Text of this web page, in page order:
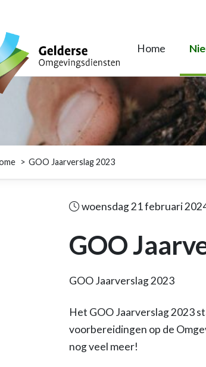
Omgevingsdiensten
Home
GOO Jaarverslag 2023
woensdag 21 februari
GOO
GOO Jaarverslag 2023
Het GOO Jaarverslag 2023
voorbereidingen op de
nog veel meer!